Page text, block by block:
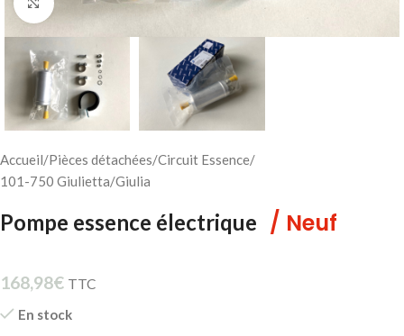
Accueil/Pièces détachées/Circuit Essence/
101-750 Giulietta/Giulia
Pompe essence électrique / Neuf
168,98€ TTC
En stock